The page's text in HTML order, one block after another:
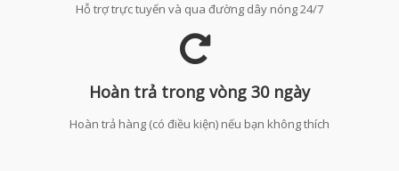
Hỗ trợ trực tuyến và qua đường dây nóng 24/7
Hoàn trả trong vòng 30 ngày
Hoàn trả hàng (có điều kiện) nếu bạn không thích